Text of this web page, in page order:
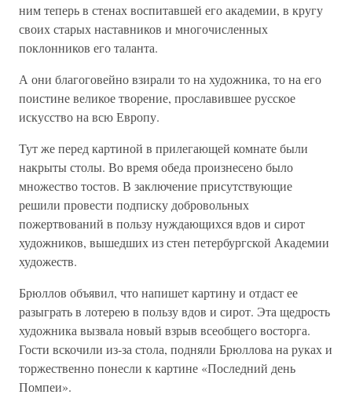
ним теперь в стенах воспитавшей его академии, в кругу
своих старых наставников и многочисленных
поклонников его таланта.
А они благоговейно взирали то на художника, то на его
поистине великое творение, прославившее русское
искусство на всю Европу.
Тут же перед картиной в прилегающей комнате были
накрыты столы. Во время обеда произнесено было
множество тостов. В заключение присутствующие
решили провести подписку добровольных
пожертвований в пользу нуждающихся вдов и сирот
художников, вышедших из стен петербургской Академии
художеств.
Брюллов объявил, что напишет картину и отдаст ее
разыграть в лотерею в пользу вдов и сирот. Эта щедрость
художника вызвала новый взрыв всеобщего восторга.
Гости вскочили из-за стола, подняли Брюллова на руках и
торжественно понесли к картине «Последний день
Помпеи».